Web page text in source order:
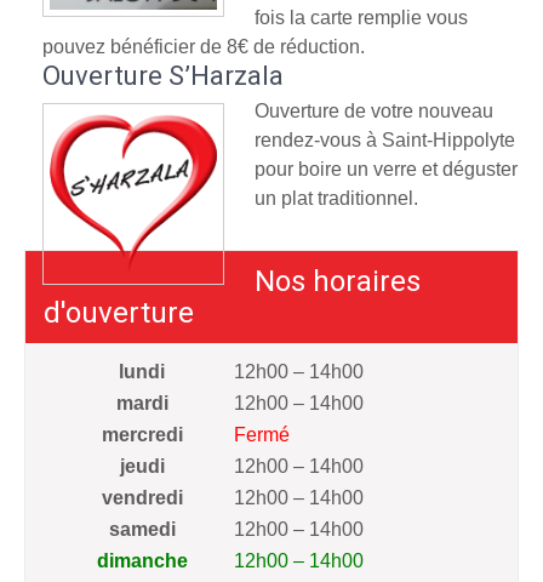
fois la carte remplie vous
pouvez bénéficier de 8€ de réduction.
Ouverture S’Harzala
Ouverture de votre nouveau
rendez-vous à Saint-Hippolyte
pour boire un verre et déguster
un plat traditionnel.
Nos horaires
d'ouverture
lundi
12h00 – 14h00
mardi
12h00 – 14h00
mercredi
Fermé
jeudi
12h00 – 14h00
vendredi
12h00 – 14h00
samedi
12h00 – 14h00
dimanche
12h00 – 14h00